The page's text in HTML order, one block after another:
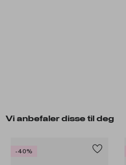
Vi anbefaler disse til deg
-40%